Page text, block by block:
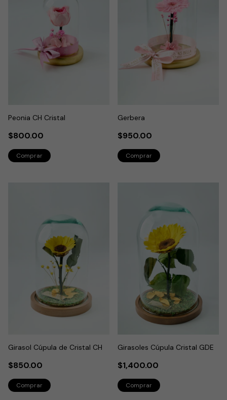
Peonia CH Cristal
$800.00
Gerbera
$950.00
Girasol Cúpula de Cristal CH
$850.00
Girasoles Cúpula Cristal GDE
$1,400.00